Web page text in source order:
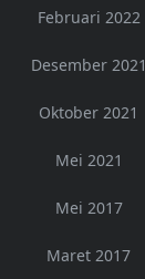
Februari 2022
Desember 2021
Oktober 2021
Mei 2021
Mei 2017
Maret 2017